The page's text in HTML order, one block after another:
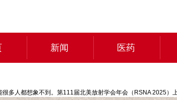
新闻 医药
多人都想象不到。第111届北美放射学会年会（RSNA 2025）